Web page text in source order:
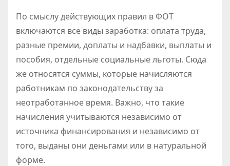
По смыслу действующих правил в ФОТ
включаются все виды заработка: оплата труда,
разные премии, доплаты и надбавки, выплаты и
пособия, отдельные социальные льготы. Сюда
же относятся суммы, которые начисляются
работникам по законодательству за
неотработанное время. Важно, что такие
начисления учитываются независимо от
источника финансирования и независимо от
того, выданы они деньгами или в натуральной
форме.